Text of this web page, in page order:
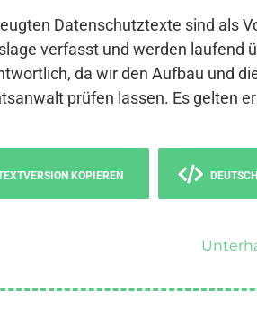
Datenschutztexte sind als
verfasst und werden laufend
da wir den Aufbau und
prüfen lassen. Es gelten
KOPIEREN